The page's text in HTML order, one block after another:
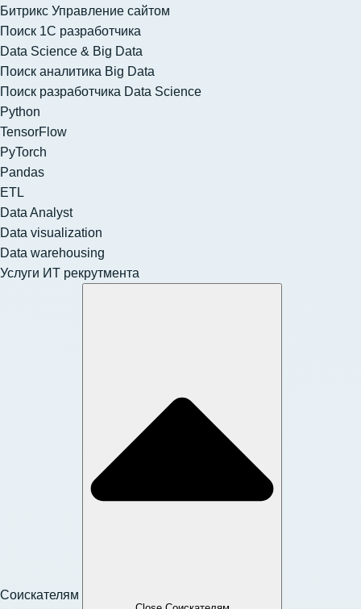
Битрикс Управление сайтом
Поиск 1С разработчика
Data Science & Big Data
Поиск аналитика Big Data
Поиск разработчика Data Science
Python
TensorFlow
PyTorch
Pandas
ETL
Data Analyst
Data visualization
Data warehousing
Услуги ИТ рекрутмента
Соискателям